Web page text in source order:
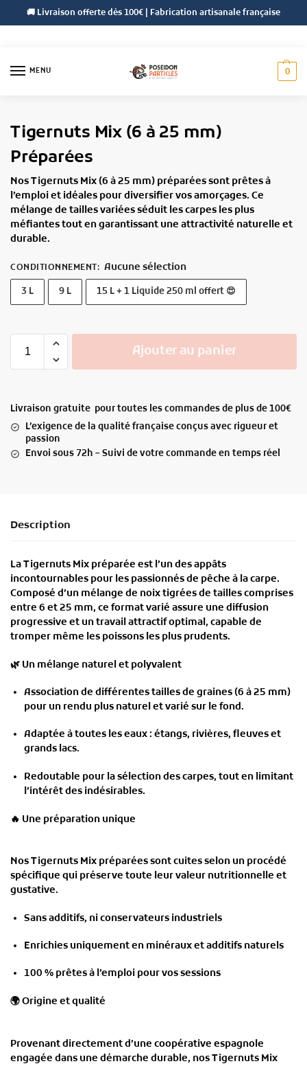
🚚 Livraison offerte dès 100€ | Fabrication artisanale française
MENU
0
Tigernuts Mix (6 à 25 mm)
Préparées
Nos Tigernuts Mix (6 à 25 mm) préparées sont prêtes à
l’emploi et idéales pour diversifier vos amorçages. Ce
mélange de tailles variées séduit les carpes les plus
méfiantes tout en garantissant une attractivité naturelle et
durable.
CONDITIONNEMENT: Aucune sélection
3 L 9 L 15 L + 1 Liquide 250 ml offert 😍
Ajouter au panier
Livraison gratuite pour toutes les commandes de plus de 100€
L’exigence de la qualité française conçus avec rigueur et
passion
Envoi sous 72h – Suivi de votre commande en temps réel
Description
LaTigernuts Mix préparée est l’un des appâts
incontournables pour les passionnés de pêche à la carpe.
Composé d’un mélange de noix tigrées de tailles comprises
entre 6 et 25 mm, ce format varié assure une diffusion
progressive et un travail attractif optimal, capable de
tromper même les poissons les plus prudents.
🌿 Un mélange naturel et polyvalent
Association de différentes tailles de graines (6 à 25 mm)
pour un rendu plus naturel et varié sur le fond.
Adaptée à toutes les eaux : étangs, rivières, fleuves et
grands lacs.
Redoutable pour la sélection des carpes, tout en limitant
l’intérêt des indésirables.
🔥 Une préparation unique
NosTigernuts Mix préparéessont cuites selon un procédé
spécifique qui préserve toute leur valeur nutritionnelle et
gustative.
Sans additifs, ni conservateurs industriels
Enrichies uniquement en minéraux et additifs naturels
100 % prêtes à l’emploi pour vos sessions
🌍Origine et qualité
Provenant directement d’une coopérative espagnole
engagée dans une démarche durable, nos Tigernuts Mix